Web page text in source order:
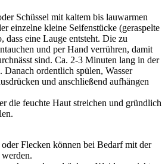
Schüssel mit kaltem bis lauwarmen
einzelne kleine Seifenstücke (geraspelte
dass eine Lauge entsteht. Die zu
und per Hand verrühren, damit
sind. Ca. 2-3 Minuten lang in der
Danach ordentlich spülen, Wasser
und anschließend aufhängen
die feuchte Haut streichen und gründlich
Flecken können bei Bedarf mit der